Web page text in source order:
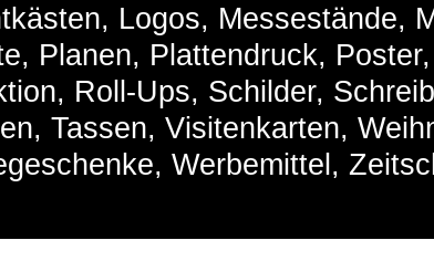
Logos, Messestände,
Planen, Plattendruck,
Roll-Ups, Schilder,
Tassen, Visitenkarten,
Werbemittel,